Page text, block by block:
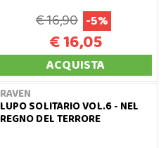
€ 16,90 -5%
€ 16,05
ACQUISTA
RAVEN
LUPO SOLITARIO VOL.6 - NEL
REGNO DEL TERRORE